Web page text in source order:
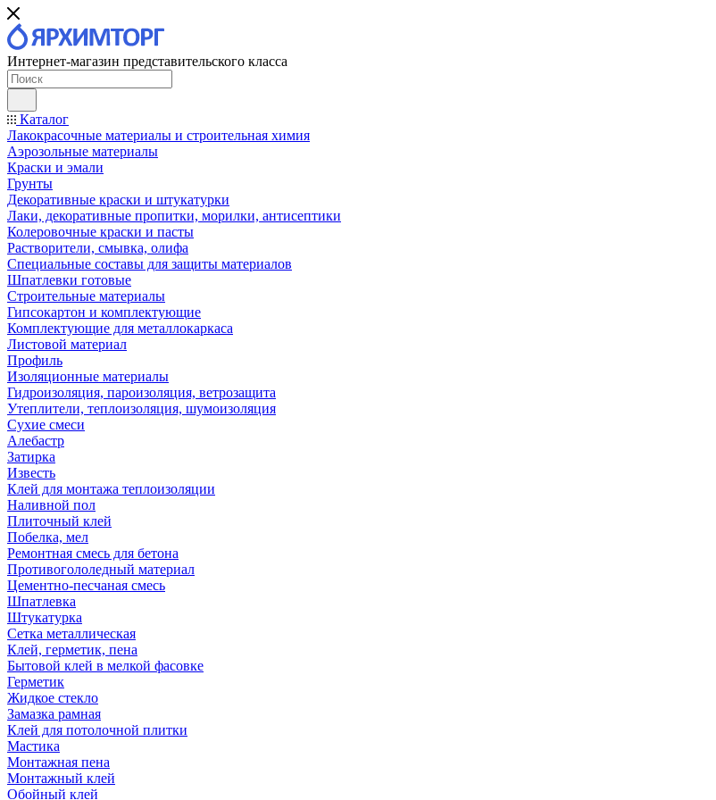
Интернет-магазин представительского класса
Каталог
Лакокрасочные материалы и строительная химия
Аэрозольные материалы
Краски и эмали
Грунты
Декоративные краски и штукатурки
Лаки, декоративные пропитки, морилки, антисептики
Колеровочные краски и пасты
Растворители, смывка, олифа
Специальные составы для защиты материалов
Шпатлевки готовые
Строительные материалы
Гипсокартон и комплектующие
Комплектующие для металлокаркаса
Листовой материал
Профиль
Изоляционные материалы
Гидроизоляция, пароизоляция, ветрозащита
Утеплители, теплоизоляция, шумоизоляция
Сухие смеси
Алебастр
Затирка
Известь
Клей для монтажа теплоизоляции
Наливной пол
Плиточный клей
Побелка, мел
Ремонтная смесь для бетона
Противогололедный материал
Цементно-песчаная смесь
Шпатлевка
Штукатурка
Сетка металлическая
Клей, герметик, пена
Бытовой клей в мелкой фасовке
Герметик
Жидкое стекло
Замазка рамная
Клей для потолочной плитки
Мастика
Монтажная пена
Монтажный клей
Обойный клей